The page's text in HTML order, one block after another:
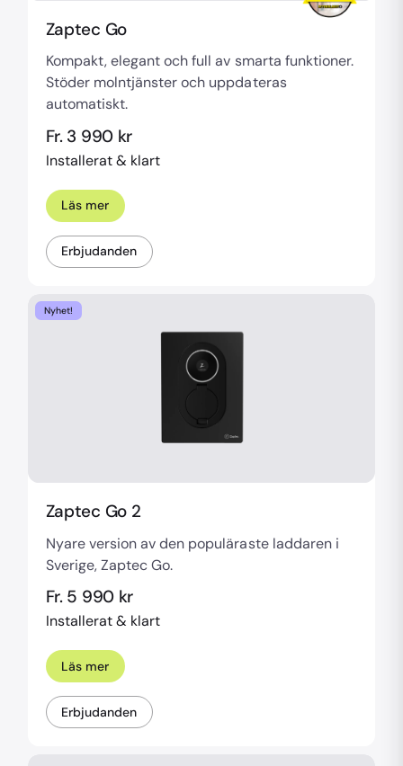
Zaptec Go
Kompakt, elegant och full av smarta funktioner.
Stöder molntjänster och uppdateras
automatiskt.
Fr. 3 990 kr
Installerat & klart
Läs mer
Erbjudanden
Nyhet!
Zaptec Go 2
Nyare version av den populäraste laddaren i
Sverige, Zaptec Go.
Fr. 5 990 kr
Installerat & klart
Läs mer
Erbjudanden